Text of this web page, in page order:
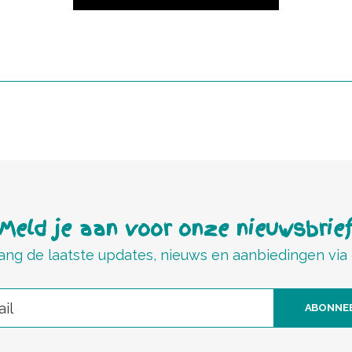
je aan voor onze
de laatste updates, nieuws en aanbiedingen via